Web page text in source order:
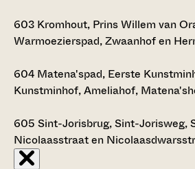
603 Kromhout, Prins Willem van
Warmoezierspad, Zwaanhof en
604 Matena'spad, Eerste
Kunstminhof, Ameliahof,
605 Sint-Jorisbrug, Sint-Jorisweg,
Nicolaasstraat en